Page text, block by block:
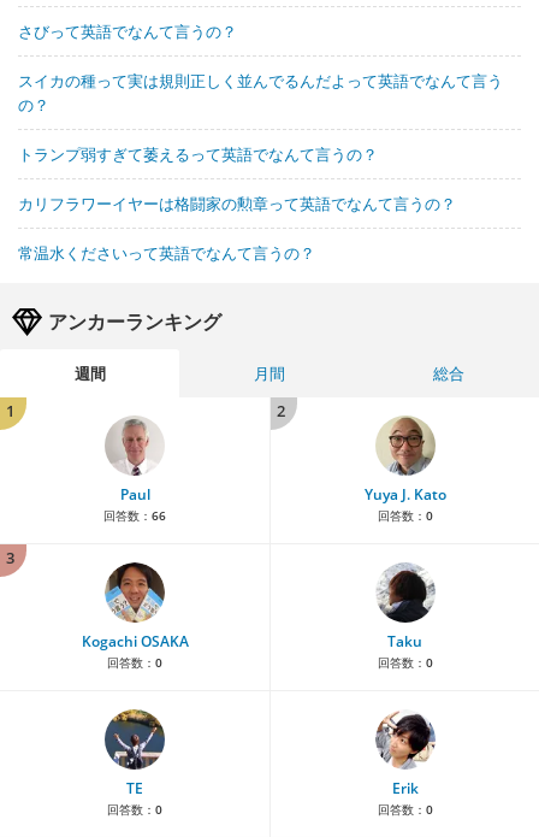
さびって英語でなんて言うの？
スイカの種って実は規則正しく並んでるんだよって英語でなんて言う
の？
トランプ弱すぎて萎えるって英語でなんて言うの？
カリフラワーイヤーは格闘家の勲章って英語でなんて言うの？
常温水くださいって英語でなんて言うの？
アンカーランキング
週間 月間
総合
1
Paul
回答数： 66
2
Yuya J. Kato
回答数： 0
3
Kogachi OSAKA
回答数： 0
Taku
回答数： 0
TE
回答数： 0
Erik
回答数： 0